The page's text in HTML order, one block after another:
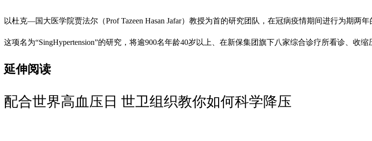
以杜克—国大医学院贾法尔（Prof Tazeen Hasan Jafar）教授为首的研究团队，在冠病疫情期间进行为期两
这项名为“SingHypertension”的研究，将逾900名年龄40岁以上、在新保集团旗下八家综合诊疗所看诊、收
延伸阅读
配合世界高血压日 世卫组织教你如何科学降压